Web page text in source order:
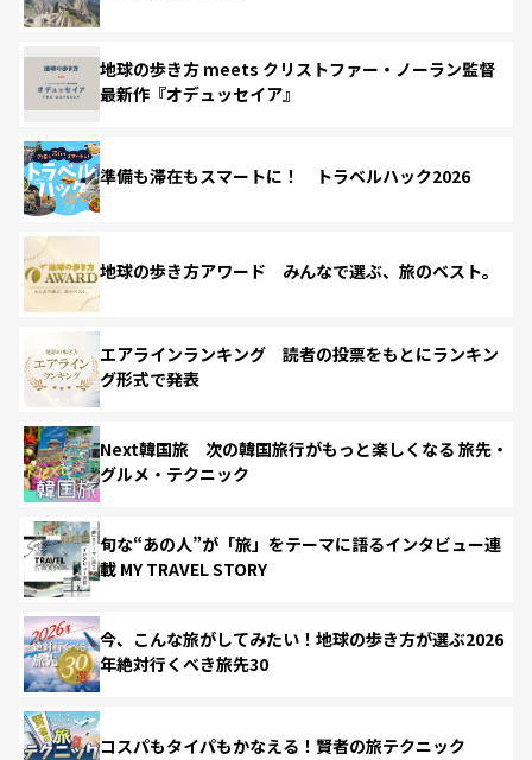
地球の歩き方 meets クリストファー・ノーラン監督
最新作『オデュッセイア』
準備も滞在もスマートに！ トラベルハック2026
地球の歩き方アワード みんなで選ぶ、旅のベスト。
エアラインランキング 読者の投票をもとにランキン
グ形式で発表
Next韓国旅 次の韓国旅行がもっと楽しくなる 旅先・
グルメ・テクニック
旬な“あの人”が「旅」をテーマに語るインタビュー連
載 MY TRAVEL STORY
今、こんな旅がしてみたい！地球の歩き方が選ぶ2026
年絶対行くべき旅先30
コスパもタイパもかなえる！賢者の旅テクニック